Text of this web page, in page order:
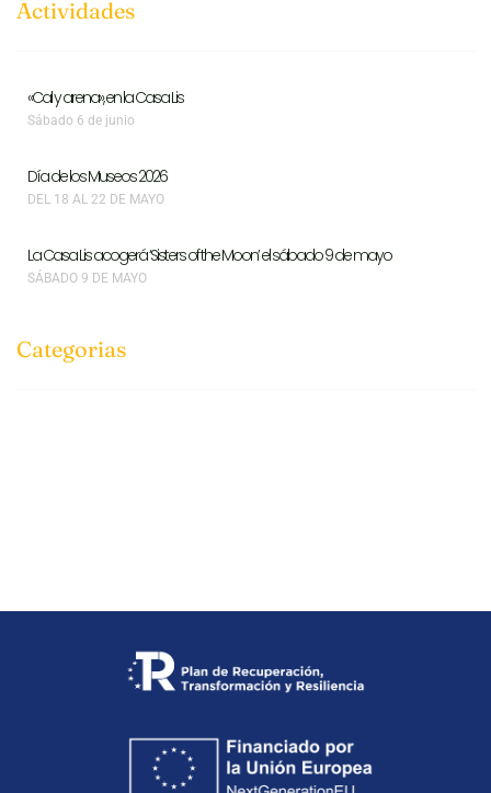
Actividades
«Cal y arena», en la Casa Lis
Sábado 6 de junio
Día de los Museos 2026
DEL 18 AL 22 DE MAYO
La Casa Lis acogerá ‘Sisters of the Moon’ el sábado 9 de mayo
SÁBADO 9 DE MAYO
Categorias